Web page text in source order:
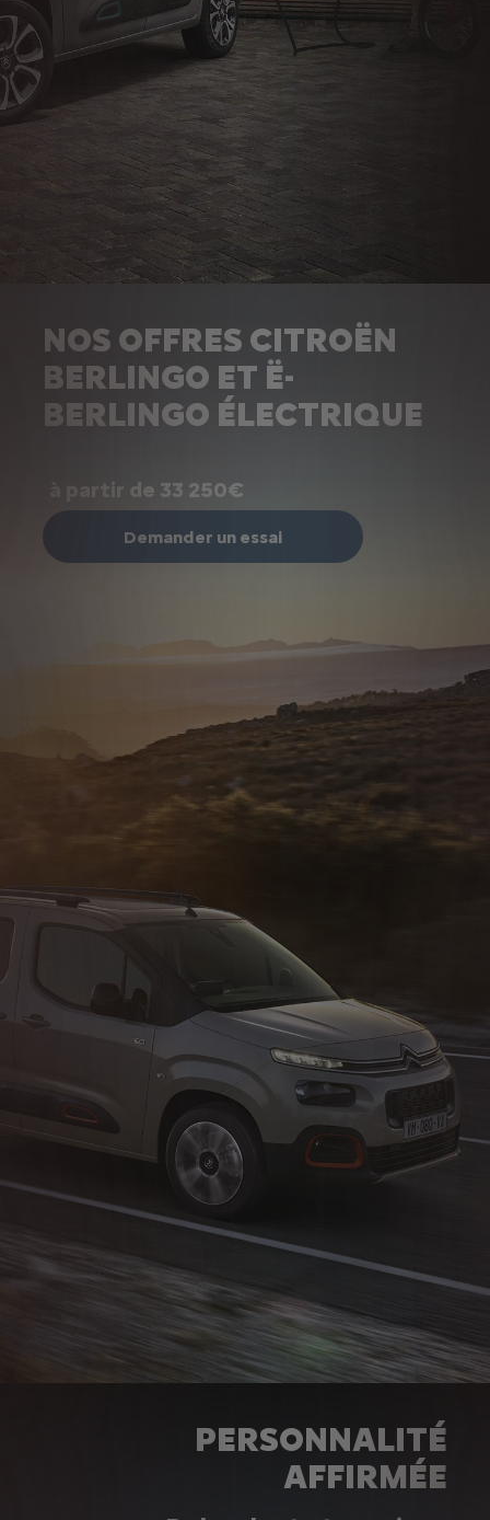
NOS OFFRES CITROËN
BERLINGO ET Ë-
BERLINGO ÉLECTRIQUE
à partir de 33 250€
Demander un essai
PERSONNALITÉ
AFFIRMÉE